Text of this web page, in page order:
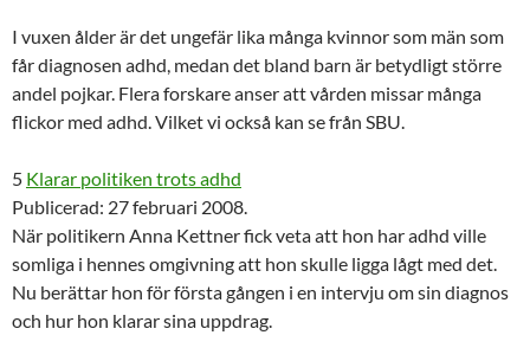
I vuxen ålder är det ungefär lika många kvinnor som män som
får diagnosen adhd, medan det bland barn är betydligt större
andel pojkar. Flera forskare anser att vården missar många
flickor med adhd. Vilket vi också kan se från SBU.
5 Klarar politiken trots adhd
Publicerad: 27 februari 2008.
När politikern Anna Kettner fick veta att hon har adhd ville
somliga i hennes omgivning att hon skulle ligga lågt med det.
Nu berättar hon för första gången i en intervju om sin diagnos
och hur hon klarar ­sina uppdrag.